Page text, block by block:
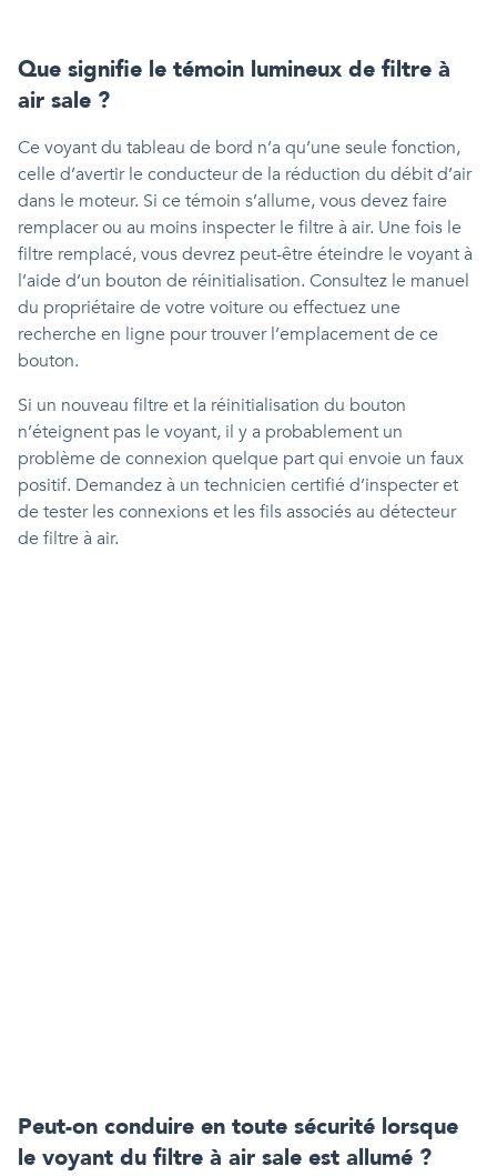
Que signifie le témoin lumineux de filtre à
air sale ?
Ce voyant du tableau de bord n’a qu’une seule fonction,
celle d’avertir le conducteur de la réduction du débit d’air
dans le moteur. Si ce témoin s’allume, vous devez faire
remplacer ou au moins inspecter le filtre à air. Une fois le
filtre remplacé, vous devrez peut-être éteindre le voyant à
l’aide d’un bouton de réinitialisation. Consultez le manuel
du propriétaire de votre voiture ou effectuez une
recherche en ligne pour trouver l’emplacement de ce
bouton.
Si un nouveau filtre et la réinitialisation du bouton
n’éteignent pas le voyant, il y a probablement un
problème de connexion quelque part qui envoie un faux
positif. Demandez à un technicien certifié d’inspecter et
de tester les connexions et les fils associés au détecteur
de filtre à air.
Peut-on conduire en toute sécurité lorsque
le voyant du filtre à air sale est allumé ?